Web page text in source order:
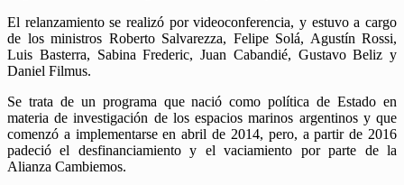
El relanzamiento se realizó por videoconferencia, y estuvo a cargo
de los ministros Roberto Salvarezza, Felipe Solá, Agustín Rossi,
Luis Basterra, Sabina Frederic, Juan Cabandié, Gustavo Beliz y
Daniel Filmus.
Se trata de un programa que nació como política de Estado en
materia de investigación de los espacios marinos argentinos y que
comenzó a implementarse en abril de 2014, pero, a partir de 2016
padeció el desfinanciamiento y el vaciamiento por parte de la
Alianza Cambiemos.